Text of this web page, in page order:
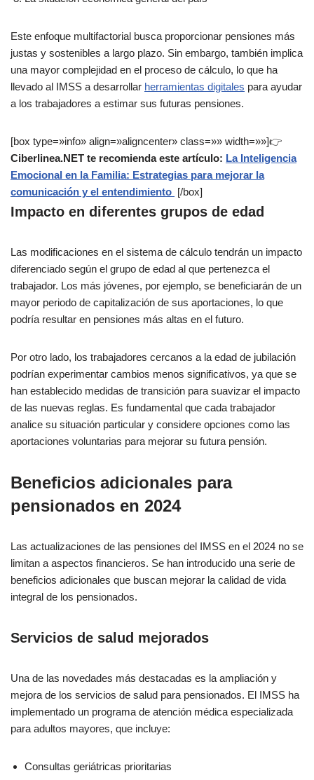
Este enfoque multifactorial busca proporcionar pensiones más
justas y sostenibles a largo plazo. Sin embargo, también implica
una mayor complejidad en el proceso de cálculo, lo que ha
llevado al IMSS a desarrollar herramientas digitales para ayudar
a los trabajadores a estimar sus futuras pensiones.
[box type=»info» align=»aligncenter» class=»» width=»»]👉
Ciberlinea.NET te recomienda este artículo: La Inteligencia
Emocional en la Familia: Estrategias para mejorar la
comunicación y el entendimiento [/box]
Impacto en diferentes grupos de edad
Las modificaciones en el sistema de cálculo tendrán un impacto
diferenciado según el grupo de edad al que pertenezca el
trabajador. Los más jóvenes, por ejemplo, se beneficiarán de un
mayor periodo de capitalización de sus aportaciones, lo que
podría resultar en pensiones más altas en el futuro.
Por otro lado, los trabajadores cercanos a la edad de jubilación
podrían experimentar cambios menos significativos, ya que se
han establecido medidas de transición para suavizar el impacto
de las nuevas reglas. Es fundamental que cada trabajador
analice su situación particular y considere opciones como las
aportaciones voluntarias para mejorar su futura pensión.
Beneficios adicionales para
pensionados en 2024
Las actualizaciones de las pensiones del IMSS en el 2024 no se
limitan a aspectos financieros. Se han introducido una serie de
beneficios adicionales que buscan mejorar la calidad de vida
integral de los pensionados.
Servicios de salud mejorados
Una de las novedades más destacadas es la ampliación y
mejora de los servicios de salud para pensionados. El IMSS ha
implementado un programa de atención médica especializada
para adultos mayores, que incluye:
Consultas geriátricas prioritarias